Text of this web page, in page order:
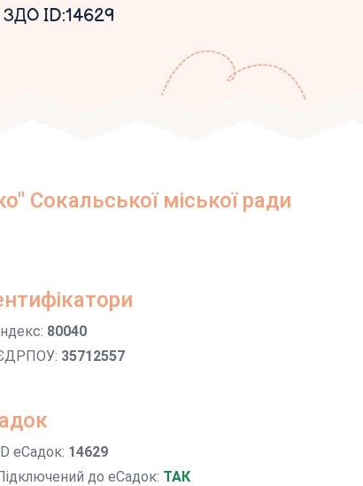
ЗДО ID:14629
Cокальської міської ради
80040
35712557
еСадок: 14629
до еСадок: ТАК